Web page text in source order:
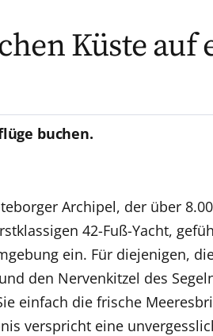
Küste auf
buchen.
Archipel, der über
42-Fuß-Yacht,
ein. Für diejenigen,
den Nervenkitzel des
einfach die frische
verspricht eine